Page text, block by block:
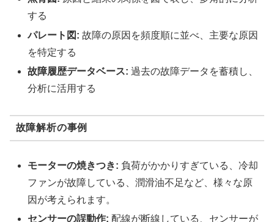
する
パレート図: 故障の原因を頻度順に並べ、主要な原因
を特定する
故障履歴データベース: 過去の故障データを蓄積し、
分析に活用する
故障解析の事例
モーターの焼きつき: 負荷がかかりすぎている、冷却
ファンが故障している、潤滑油不足など、様々な原
因が考えられます。
センサーの誤動作: 配線が断線している、センサーが